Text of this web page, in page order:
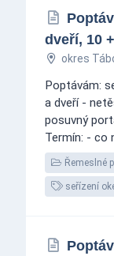
dveří, 10
okres
Poptávám:
a dveří -
posuvný
Termín: - co
Řemeslné
seřízení